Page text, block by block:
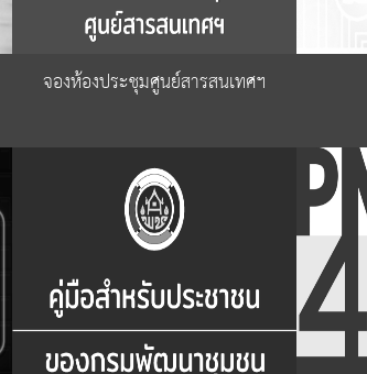
จองห้องประชุมศูนย์สารสนเทศฯ